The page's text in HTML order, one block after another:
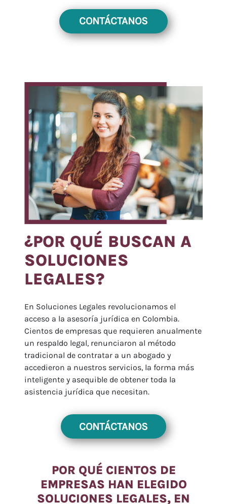
CONTÁCTANOS
¿POR QUÉ BUSCAN A
SOLUCIONES
LEGALES?
En Soluciones Legales revolucionamos el
acceso a la asesoría jurídica en Colombia.
Cientos de empresas que requieren anualmente
un respaldo legal, renunciaron al método
tradicional de contratar a un abogado y
accedieron a nuestros servicios, la forma más
inteligente y asequible de obtener toda la
asistencia jurídica que necesitan.
CONTÁCTANOS
POR QUÉ CIENTOS DE
EMPRESAS HAN ELEGIDO
SOLUCIONES LEGALES, EN